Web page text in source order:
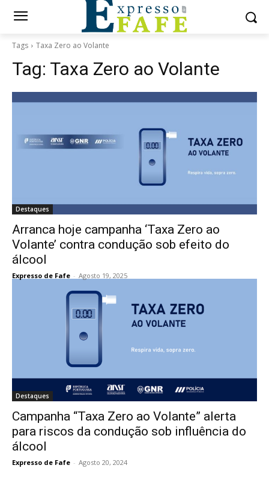
Tags Taxa Zero ao Volante
Tag: Taxa Zero ao Volante
Destaques
Arranca hoje campanha ‘Taxa Zero ao
Volante’ contra condução sob efeito do
álcool
Expresso de Fafe - Agosto 19, 2025
Destaques
Campanha “Taxa Zero ao Volante” alerta
para riscos da condução sob influência do
álcool
Expresso de Fafe - Agosto 20, 2024